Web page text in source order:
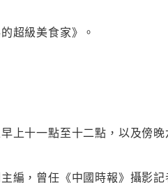
超級美食家》。
上十一點至十二點，以及傍
編，曾任《中國時報》攝影記